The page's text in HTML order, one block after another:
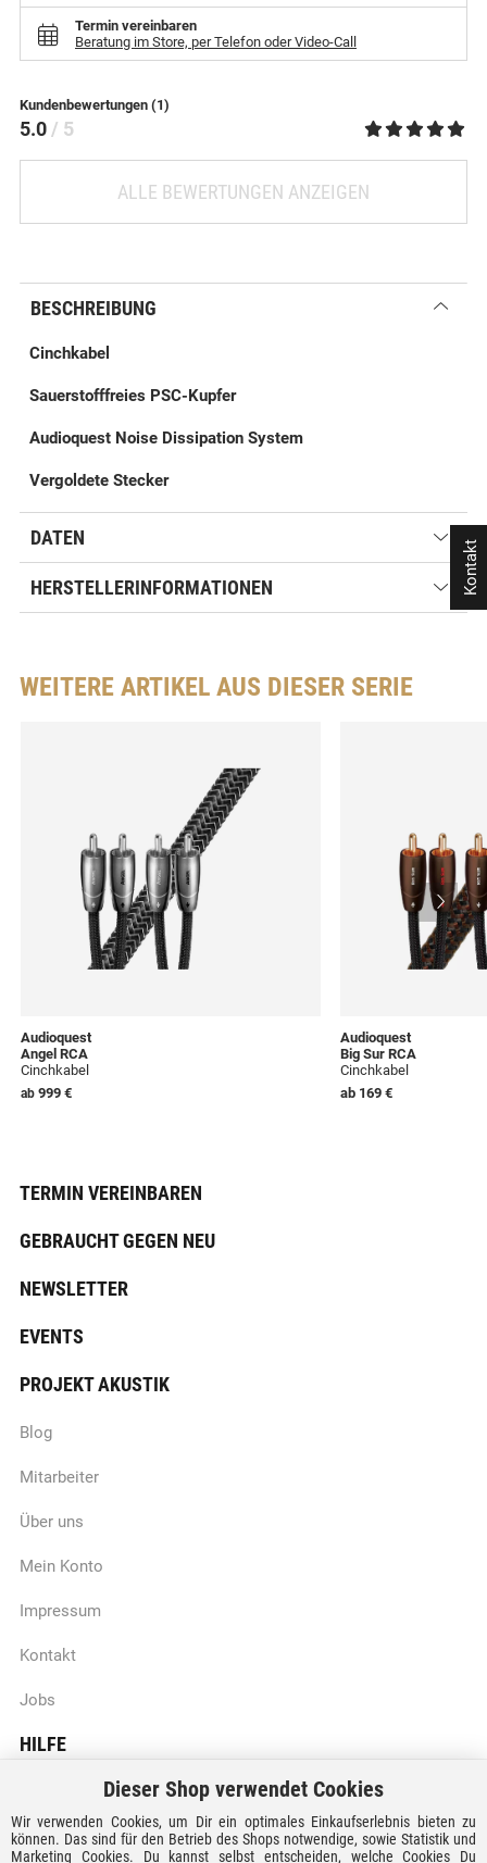
Termin vereinbaren
Beratung im Store, per Telefon oder Video-Call
Kundenbewertungen (1)
5.0 / 5
ALLE BEWERTUNGEN ANZEIGEN
BESCHREIBUNG
Cinchkabel
Sauerstofffreies PSC-Kupfer
Audioquest Noise Dissipation System
Vergoldete Stecker
DATEN
HERSTELLERINFORMATIONEN
WEITERE ARTIKEL AUS DIESER SERIE
Audioquest
Angel RCA
Cinchkabel
ab 999 €
Audioquest
Big Sur RCA
Cinchkabel
ab 169 €
TERMIN VEREINBAREN
GEBRAUCHT GEGEN NEU
NEWSLETTER
EVENTS
PROJEKT AKUSTIK
Blog
Mitarbeiter
Über uns
Mein Konto
Impressum
Kontakt
Jobs
HILFE
Batteriegesetzhinweise
Vertrag widerrufen
Kontakt
Dieser Shop verwendet Cookies
Wir verwenden Cookies, um Dir ein optimales Einkaufserlebnis bieten zu
können. Das sind für den Betrieb des Shops notwendige, sowie Statistik und
Marketing Cookies. Du kannst selbst entscheiden, welche Cookies Du